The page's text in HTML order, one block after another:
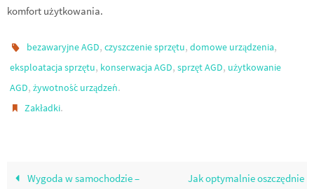
komfort użytkowania.
bezawaryjne AGD,czyszczenie sprzętu,domowe urządzenia,
eksploatacja sprzętu, konserwacja AGD, sprzęt AGD, użytkowanie
AGD, żywotność urządzeń.
Zakładki.
Wygoda w samochodzie –
Jak optymalnie oszczędnie